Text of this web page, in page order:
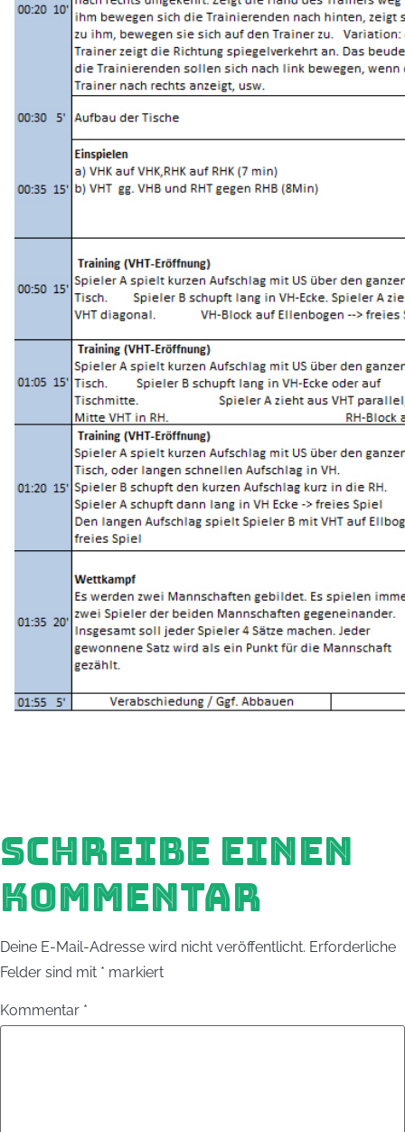
SCHREIBE EINEN
KOMMENTAR
Deine E-Mail-Adresse wird nicht veröffentlicht. Erforderliche
Felder sind mit * markiert
Kommentar *